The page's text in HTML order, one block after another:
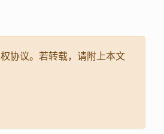
协议。若转载，请附上本文